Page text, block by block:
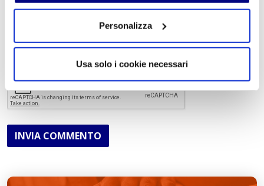
Personalizza
Usa solo i cookie necessari
Acconsento al trattamento dei
INVIA COMMENTO